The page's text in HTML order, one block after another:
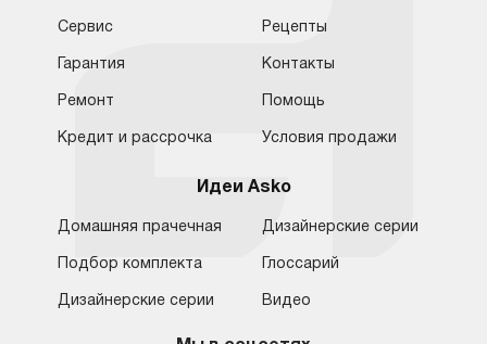
Москва
Москва
Сервис
Гарантия
Ремонт
Кредит и рассрочка
Рецепты
Контакты
Помощь
Условия продажи
Идеи Asko
Домашняя прачечная
Подбор комплекта
Дизайнерские серии
Дизайнерские серии
Глоссарий
Видео